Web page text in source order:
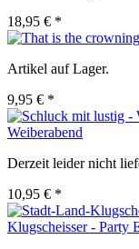
18,95 € *
Artikel auf Lager.
9,95 € *
Weiberabend
Derzeit leider nicht
10,95 € *
Klugscheisser - Party